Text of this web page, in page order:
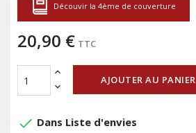
Découvir la 4ème de couverture
20,90 € TTC
AJOUTER AU PANIER
done Dans Liste d'envies